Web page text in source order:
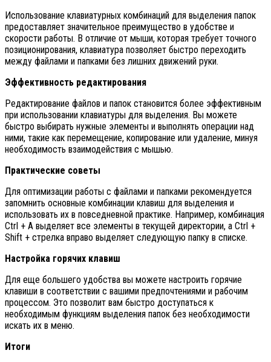
Использование клавиатурных комбинаций для выделения папок
предоставляет значительное преимущество в удобстве и
скорости работы. В отличие от мыши, которая требует точного
позиционирования, клавиатура позволяет быстро переходить
между файлами и папками без лишних движений руки.
Эффективность редактирования
Редактирование файлов и папок становится более эффективным
при использовании клавиатуры для выделения. Вы можете
быстро выбирать нужные элементы и выполнять операции над
ними, такие как перемещение, копирование или удаление, минуя
необходимость взаимодействия с мышью.
Практические советы
Для оптимизации работы с файлами и папками рекомендуется
запомнить основные комбинации клавиш для выделения и
использовать их в повседневной практике. Например, комбинация
Ctrl + A выделяет все элементы в текущей директории, а Ctrl +
Shift + стрелка вправо выделяет следующую папку в списке.
Настройка горячих клавиш
Для еще большего удобства вы можете настроить горячие
клавиши в соответствии с вашими предпочтениями и рабочим
процессом. Это позволит вам быстро доступаться к
необходимым функциям выделения папок без необходимости
искать их в меню.
Итоги